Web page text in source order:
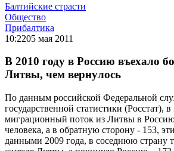
Балтийские страсти
Общество
Прибалтика
10:2205 мая 2011
В 2010 году в Россию въехало
Литвы, чем вернулось
По данным российской Федеральной
государственной статистики (Росстат),
миграционный поток из Литвы в Россию
человека, а в обратную сторону - 153,
данными 2009 года, в соседнюю страну